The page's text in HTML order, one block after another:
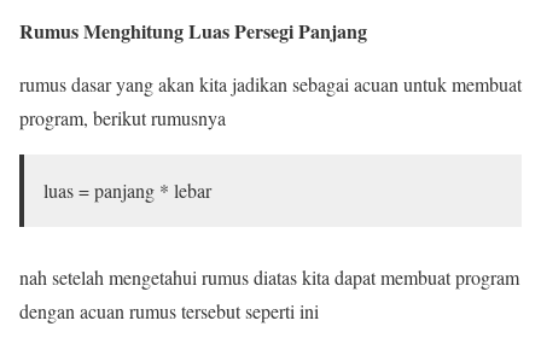
Rumus Menghitung Luas Persegi Panjang
rumus dasar yang akan kita jadikan sebagai acuan untuk membuat
program, berikut rumusnya
luas = panjang * lebar
nah setelah mengetahui rumus diatas kita dapat membuat program
dengan acuan rumus tersebut seperti ini